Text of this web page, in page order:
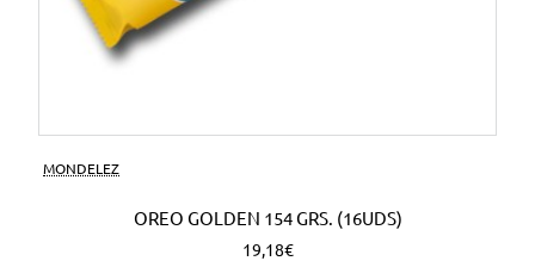
MONDELEZ
OREO GOLDEN 154 GRS. (16UDS)
19,18€